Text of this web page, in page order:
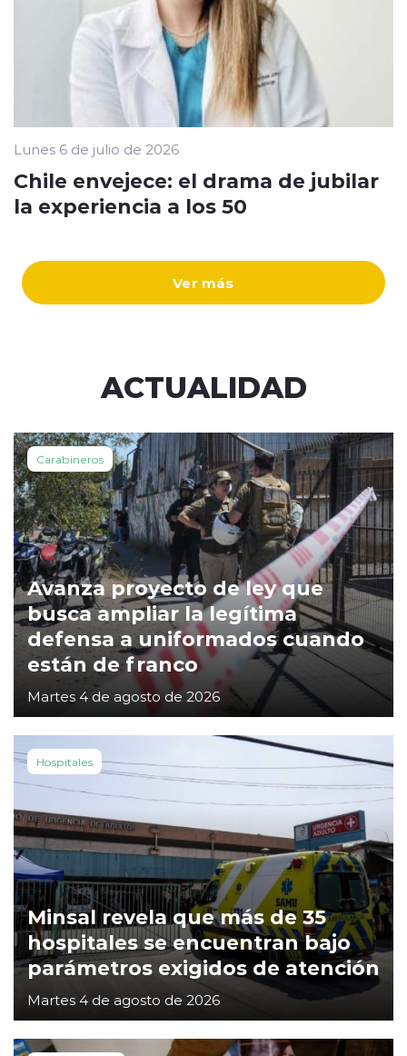
Ver más
Lunes 6 de julio de 2026
Chile envejece: el drama de jubilar
la experiencia a los 50
ACTUALIDAD
Carabineros
Avanza proyecto de ley que
busca ampliar la legítima
defensa a uniformados cuando
están de franco
Martes 4 de agosto de 2026
Hospitales
Minsal revela que más de 35
hospitales se encuentran bajo
parámetros exigidos de atención
Martes 4 de agosto de 2026